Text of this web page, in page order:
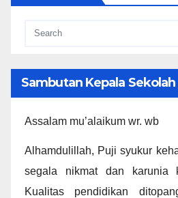
Sambutan Kepala Sekolah
Assalam mu’alaikum wr. wb
Alhamdulillah, Puji syukur
segala nikmat dan karunia
Kualitas pendidikan